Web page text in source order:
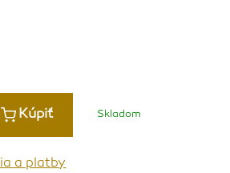
Kúpiť Skladom
a platby